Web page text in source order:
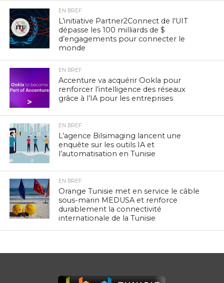
EN BREF
L’initiative Partner2Connect de l’UIT
dépasse les 100 milliards de $
d’engagements pour connecter le
monde
EN BREF
Accenture va acquérir Ookla pour
renforcer l’intelligence des réseaux
grâce à l’IA pour les entreprises
EN BREF
L’agence Bilsimaging lancent une
enquête sur les outils IA et
l’automatisation en Tunisie
EN BREF
Orange Tunisie met en service le câble
sous-marin MEDUSA et renforce
durablement la connectivité
internationale de la Tunisie